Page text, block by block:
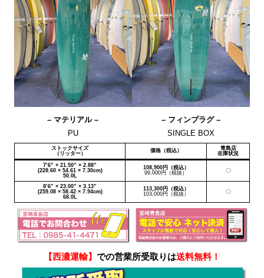
– マテリアル –
PU
– フィンプラグ –
SINGLE BOX
ストックサイズ
（リッター）
価格（税込）
青島店
在庫状況
7’6” × 21.50” × 2.88”
(228.60 × 54.61 × 7.30cm)
50.0L
108,900円（税込）
99,000円（税抜）
〇
8’6” × 23.00” × 3.13”
(259.08 × 58.42 × 7.94cm)
68.0L
113,300円（税込）
103,000円（税抜）
〇
【西濃運輸】 での営業所受取りは送料無料！